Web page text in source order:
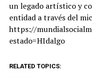
un legado artístico y
entidad a través del
https://
estado=HIdalgo
RELATED TOPICS: